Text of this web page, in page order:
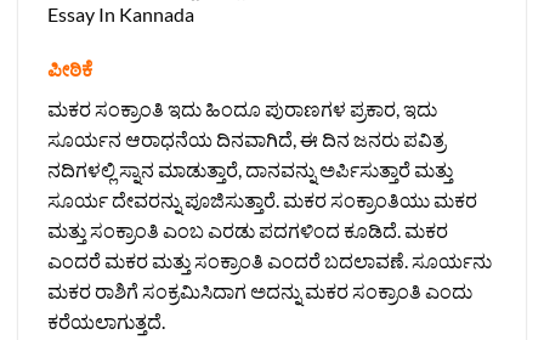
Essay In Kannada
ಪೀಠಿಕೆ
ಮಕರ ಸಂಕ್ರಾಂತಿ ಇದು ಹಿಂದೂ ಪುರಾಣಗಳ ಪ್ರಕಾರ, ಇದು
ಸೂರ್ಯನ ಆರಾಧನೆಯ ದಿನವಾಗಿದೆ, ಈ ದಿನ ಜನರು ಪವಿತ್ರ
ನದಿಗಳಲ್ಲಿ ಸ್ನಾನ ಮಾಡುತ್ತಾರೆ, ದಾನವನ್ನು ಅರ್ಪಿಸುತ್ತಾರೆ ಮತ್ತು
ಸೂರ್ಯ ದೇವರನ್ನು ಪೂಜಿಸುತ್ತಾರೆ. ಮಕರ ಸಂಕ್ರಾಂತಿಯು ಮಕರ
ಮತ್ತು ಸಂಕ್ರಾಂತಿ ಎಂಬ ಎರಡು ಪದಗಳಿಂದ ಕೂಡಿದೆ. ಮಕರ
ಎಂದರೆ ಮಕರ ಮತ್ತು ಸಂಕ್ರಾಂತಿ ಎಂದರೆ ಬದಲಾವಣೆ. ಸೂರ್ಯನು
ಮಕರ ರಾಶಿಗೆ ಸಂಕ್ರಮಿಸಿದಾಗ ಅದನ್ನು ಮಕರ ಸಂಕ್ರಾಂತಿ ಎಂದು
ಕರೆಯಲಾಗುತ್ತದೆ.